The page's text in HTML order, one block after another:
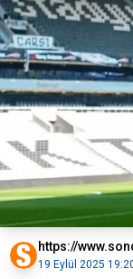
https://
19 Eylül 2025